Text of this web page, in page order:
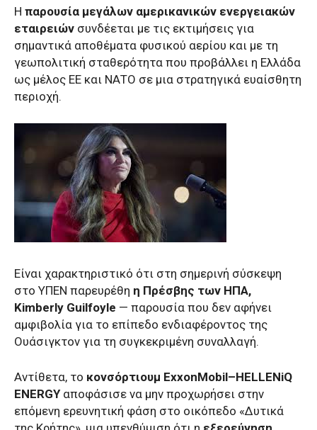
Η παρουσία μεγάλων αμερικανικών ενεργειακών
εταιρειών συνδέεται με τις εκτιμήσεις για
σημαντικά αποθέματα φυσικού αερίου και με τη
γεωπολιτική σταθερότητα που προβάλλει η Ελλάδα
ως μέλος ΕΕ και ΝΑΤΟ σε μια στρατηγικά ευαίσθητη
περιοχή.
Είναι χαρακτηριστικό ότι στη σημερινή σύσκεψη
στο ΥΠΕΝ παρευρέθη η Πρέσβης των ΗΠΑ,
Kimberly Guilfoyle — παρουσία που δεν αφήνει
αμφιβολία για το επίπεδο ενδιαφέροντος της
Ουάσιγκτον για τη συγκεκριμένη συναλλαγή.
Αντίθετα, το κονσόρτιουμ ExxonMobil–HELLENiQ
ENERGYαποφάσισε να μην προχωρήσει στην
επόμενη ερευνητική φάση στο οικόπεδο «Δυτικά